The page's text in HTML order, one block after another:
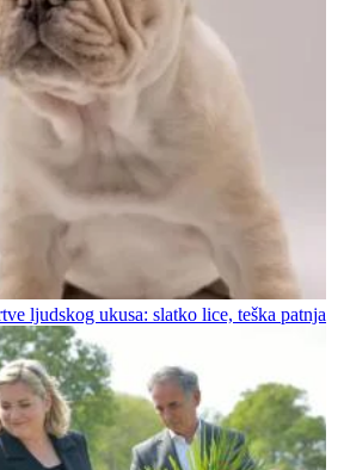
ljudskog ukusa: slatko lice, teška patnja